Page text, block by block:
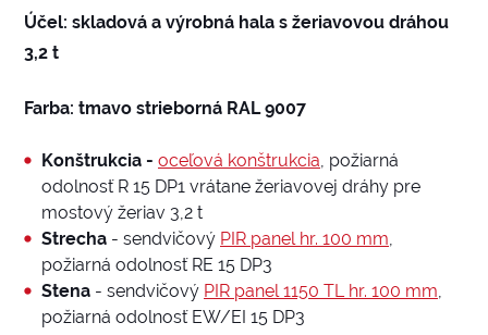
Účel: skladová a výrobná hala s žeriavovou dráhou
3,2 t
Farba: tmavo strieborná RAL 9007
Konštrukcia - oceľová konštrukcia, požiarná
odolnosť R 15 DP1 vrátane žeriavovej dráhy pre
mostový žeriav 3,2 t
Strecha - sendvičový PIR panel hr. 100 mm,
požiarná odolnosť RE 15 DP3
Stena - sendvičový PIR panel 1150 TL hr. 100 mm,
požiarná odolnosť EW/EI 15 DP3